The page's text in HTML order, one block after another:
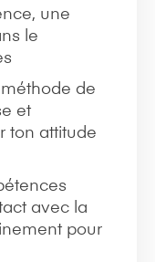
une
le
de
et
ton attitude
avec la
pour